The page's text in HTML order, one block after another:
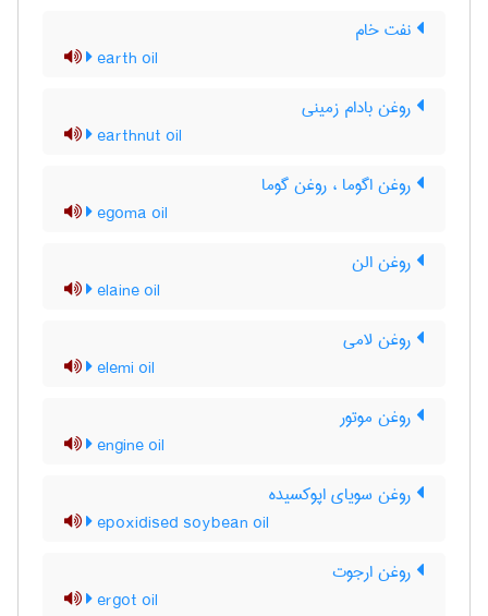
نفت خام
earth oil
روغن بادام زمینی
earthnut oil
روغن اگوما ، روغن گوما
egoma oil
روغن الن
elaine oil
روغن لامی
elemi oil
روغن موتور
engine oil
روغن سویای اپوکسیده
epoxidised soybean oil
روغن ارجوت
ergot oil